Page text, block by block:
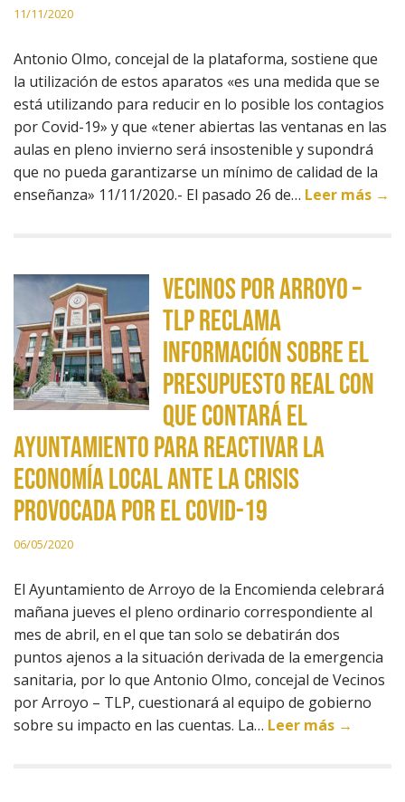
11/11/2020
Antonio Olmo, concejal de la plataforma, sostiene que
la utilización de estos aparatos «es una medida que se
está utilizando para reducir en lo posible los contagios
por Covid-19» y que «tener abiertas las ventanas en las
aulas en pleno invierno será insostenible y supondrá
que no pueda garantizarse un mínimo de calidad de la
enseñanza» 11/11/2020.- El pasado 26 de… Leer más →
Vecinos por Arroyo –
TLP reclama
información sobre el
presupuesto real con
que contará el
ayuntamiento para reactivar la
economía local ante la crisis
provocada por el Covid-19
06/05/2020
El Ayuntamiento de Arroyo de la Encomienda celebrará
mañana jueves el pleno ordinario correspondiente al
mes de abril, en el que tan solo se debatirán dos
puntos ajenos a la situación derivada de la emergencia
sanitaria, por lo que Antonio Olmo, concejal de Vecinos
por Arroyo – TLP, cuestionará al equipo de gobierno
sobre su impacto en las cuentas. La… Leer más →